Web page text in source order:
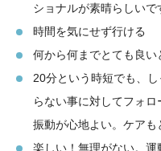
ショナルが素晴らしいで
時間を気にせず行ける
何から何までとても良い
20分という時短でも、
らない事に対してフォ
振動が心地よい。ケアも
楽しい！無理がない。運